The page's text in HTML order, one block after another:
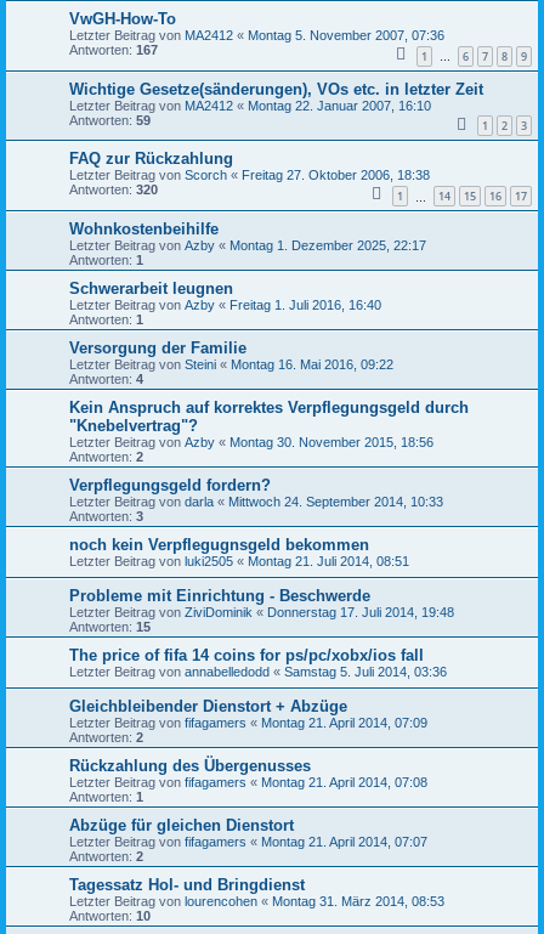
VwGH-How-To
Letzter Beitrag von MA2412 « Montag 5. November 2007, 07:36
Antworten: 167 1 … 6 7 8 9
Wichtige Gesetze(sänderungen), VOs etc. in letzter Zeit
Letzter Beitrag von MA2412 « Montag 22. Januar 2007, 16:10
Antworten: 59 1 2 3
FAQ zur Rückzahlung
Letzter Beitrag von Scorch « Freitag 27. Oktober 2006, 18:38
Antworten: 320 1 14 15 16 17
Wohnkostenbeihilfe
Letzter Beitrag von Azby « Montag 1. Dezember 2025, 22:17
Antworten: 1
Schwerarbeit leugnen
Letzter Beitrag von Azby « Freitag 1. Juli 2016, 16:40
Antworten: 1
Versorgung der Familie
Letzter Beitrag von Steini « Montag 16. Mai 2016, 09:22
Antworten: 4
Kein Anspruch auf korrektes Verpflegungsgeld durch
"Knebelvertrag"?
Letzter Beitrag von Azby « Montag 30. November 2015, 18:56
Antworten: 2
Verpflegungsgeld fordern?
Letzter Beitrag von darla « Mittwoch 24. September 2014, 10:33
Antworten: 3
noch kein Verpflegugnsgeld bekommen
Letzter Beitrag von luki2505 « Montag 21. Juli 2014, 08:51
Probleme mit Einrichtung - Beschwerde
Letzter Beitrag von ZiviDominik « Donnerstag 17. Juli 2014, 19:48
Antworten: 15
The price of fifa 14 coins for ps/pc/xobx/ios fall
Letzter Beitrag von annabelledodd « Samstag 5. Juli 2014, 03:36
Gleichbleibender Dienstort + Abzüge
Letzter Beitrag von fifagamers « Montag 21. April 2014, 07:09
Antworten: 2
Rückzahlung des Übergenusses
Letzter Beitrag von fifagamers « Montag 21. April 2014, 07:08
Antworten: 1
Abzüge für gleichen Dienstort
Letzter Beitrag von fifagamers « Montag 21. April 2014, 07:07
Antworten: 2
Tagessatz Hol- und Bringdienst
Letzter Beitrag von lourencohen « Montag 31. März 2014, 08:53
Antworten: 10